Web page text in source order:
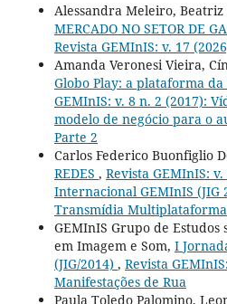
Alessandra Meleiro, Beatriz
MERCADO NO SETOR DE
Revista GEMInIS: v. 17
Amanda Veronesi Vieira,
Globo Play: a plataforma da
GEMInIS: v. 8 n. 2 (2017):
modelo de negócio para o
Parte 2
Carlos Federico Buonfiglio
REDES , Revista GEMInIS:
Internacional GEMInIS
Transmídia Multiplataforma
GEMInIS Grupo de
em Imagem e Som, I
(JIG/2014) , Revista
Manifestações de Rua
Paula Toledo Palomino,